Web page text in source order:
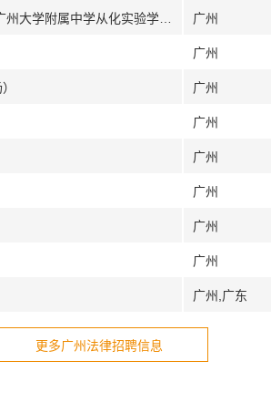
广州
广州
广州
广州
广州
广州
广州
广州
广州,广东
更多广州法律招聘信息